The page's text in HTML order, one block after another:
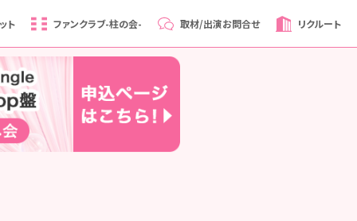
ト ファンクラブ-柱の会- 取材/出演お問合せ リクルート